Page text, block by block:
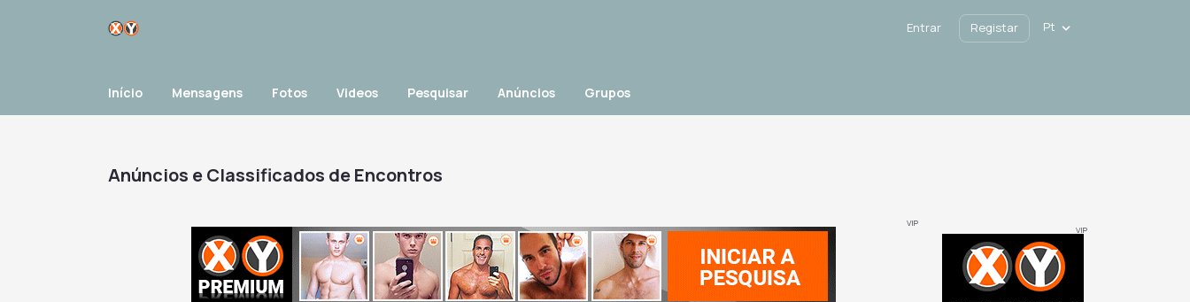
Entrar Registar Pt
Início Mensagens Fotos Videos Pesquisar Anúncios Grupos
Anúncios e Classificados de Encontros
VIP
VIP